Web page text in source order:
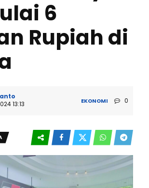
6
Rupiah di
13:13
EKONOMI 0